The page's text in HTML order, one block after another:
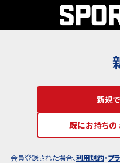
新規
既にお持ちの
会員登録された場合、利用規約・プ